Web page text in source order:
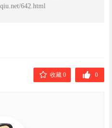
642.html
收藏 0 0